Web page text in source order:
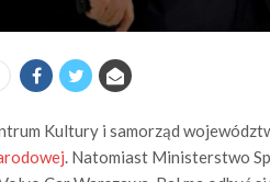
Kultury i samorząd
. Natomiast Ministerstwo